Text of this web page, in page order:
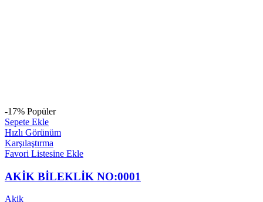
-17% Popüler
Sepete Ekle
Hızlı Görünüm
Karşılaştırma
Favori Listesine Ekle
AKİK BİLEKLİK NO:0001
Akik